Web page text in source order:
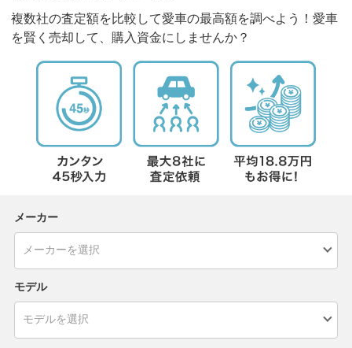
複数社の査定額を比較して愛車の最高額を調べよう！愛車
を賢く売却して、購入資金にしませんか？
メーカー
モデル